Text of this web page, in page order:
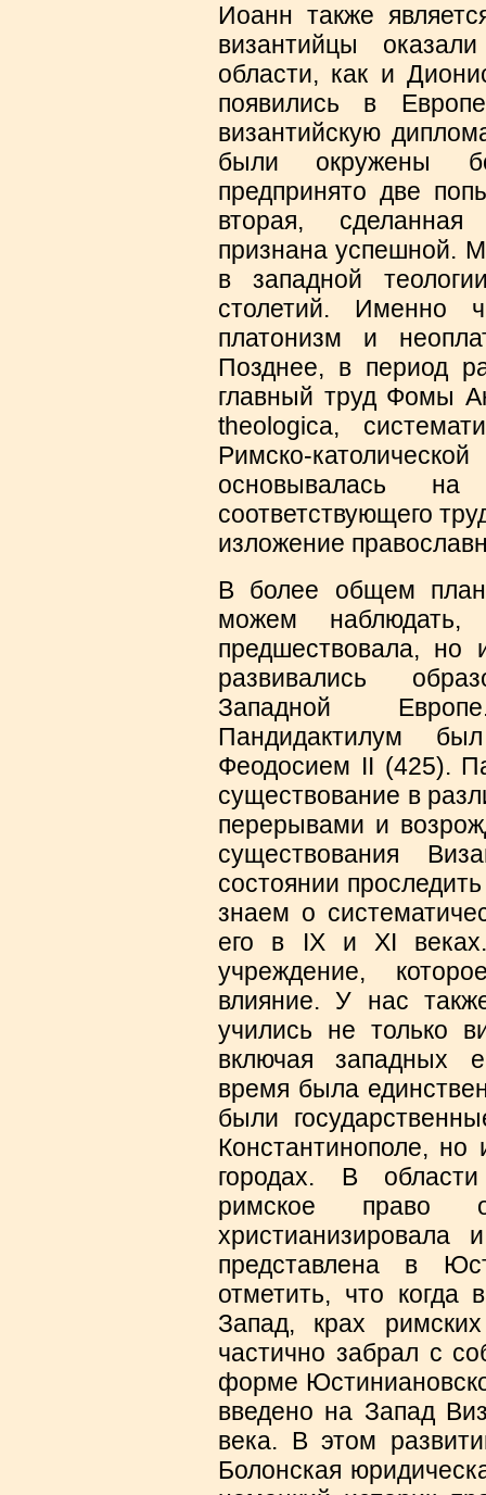
Иоанн также
византийцы
области, как и
появились в
византийскую
были окружены
предпринято две
вторая,
признана успешной.
в западной
столетий. Именно
платонизм и
Позднее, в период
главный труд Фомы
theologica,
Римско-
основывалась на
соответствующего
изложение
В более общем
можем
предшествовала, но
развивались
Западной
Пандидактилум
Феодосием II (425).
существование в
перерывами и
существования
состоянии
знаем о
его в IX и XI
учреждение,
влияние. У нас
учились не только
включая западных
время была
были
Константинополе,
городах. В
римское право
христианизировала
представлена ​​в
отметить, что когда
Запад, крах
частично забрал с
форме
введено на Запад
века. В этом
Болонская